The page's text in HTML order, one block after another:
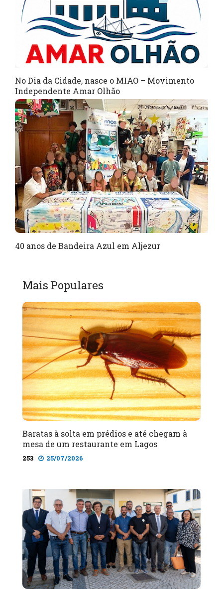
No Dia da Cidade, nasce o MIAO – Movimento
Independente Amar Olhão
40 anos de Bandeira Azul em Aljezur
Mais Populares
Baratas à solta em prédios e até chegam à
mesa de um restaurante em Lagos
253 25/07/2026